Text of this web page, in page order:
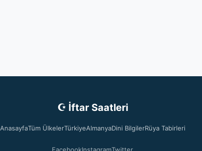
☪ İftar Saatleri
AnasayfaTüm ÜlkelerTürkiyeAlmanyaDini BilgilerRüya Tabirleri